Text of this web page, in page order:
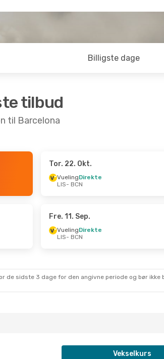
Billigste dage
tilbud
til Barcelona
- Man. 14. Sep.
Tor. 22. Okt.
VuelingDirekte
LIS- BCN
Fre. 11. Sep.
VuelingDirekte
LIS- BCN
de sidste 3 dage for den angivne periode og bør
Vekselkurs